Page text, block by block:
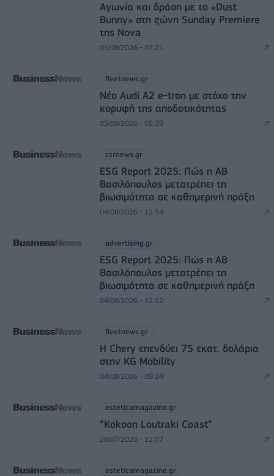
Αγωνία και δράση με το «Dust
Bunny» στη ζώνη Sunday Premiere
της Nova
05/08/2026 - 07:21
fleetnews.gr
Νέο Audi A2 e-tron με στόχο την
κορυφή της αποδοτικότητας
05/08/2026 - 05:39
csrnews.gr
ESG Report 2025: Πώς η ΑΒ
Βασιλόπουλος μετατρέπει τη
βιωσιμότητα σε καθημερινή πράξη
04/08/2026 - 12:54
advertising.gr
ESG Report 2025: Πώς η ΑΒ
Βασιλόπουλος μετατρέπει τη
βιωσιμότητα σε καθημερινή πράξη
04/08/2026 - 12:52
fleetnews.gr
Η Chery επενδύει 75 εκατ. δολάρια
στην KG Mobility
04/08/2026 - 09:24
esteticamagazine.gr
“Kokoon Loutraki Coast”
28/07/2026 - 12:07
esteticamagazine.gr